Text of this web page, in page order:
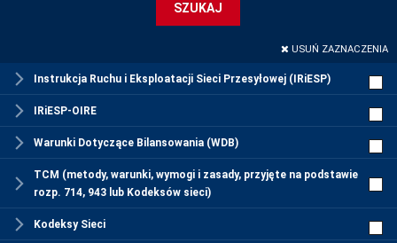
SZUKAJ
USUŃ ZAZNACZENIA
Instrukcja Ruchu i Eksploatacji Sieci Przesyłowej (IRiESP)
IRiESP-OIRE
Warunki Dotyczące Bilansowania (WDB)
TCM (metody, warunki, wymogi i zasady, przyjęte na podstawie
rozp. 714, 943 lub Kodeksów sieci)
Kodeksy Sieci